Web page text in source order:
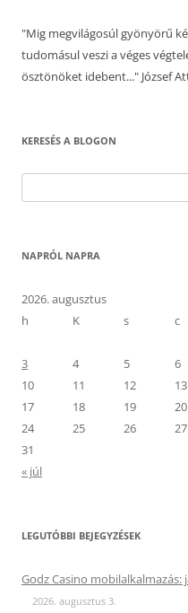
"Mig megvilágosúl gyönyörű
tudomásul veszi a véges
ösztönöket idebent..." József
KERESÉS A BLOGON
NAPRÓL NAPRA
2026. augusztus
h
K s c
3
4 5 6
10
11 12 13
17
18 19 20
24
25 26 27
31
« júl
LEGUTÓBBI BEJEGYZÉSEK
Godz Casino mobilalkalmazás:
2026. augusztus 3.